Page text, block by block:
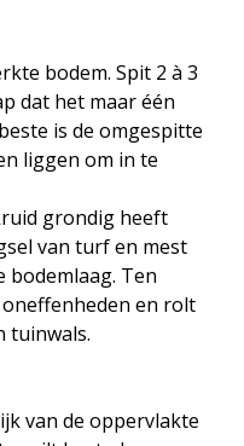
bodem. Spit 2 à 3
dat het maar één
is de omgespitte
liggen om in te
grondig heeft
van turf en mest
bodemlaag. Ten
en rolt
tuinwals.
van de oppervlakte